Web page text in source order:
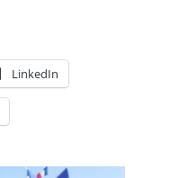
LinkedIn